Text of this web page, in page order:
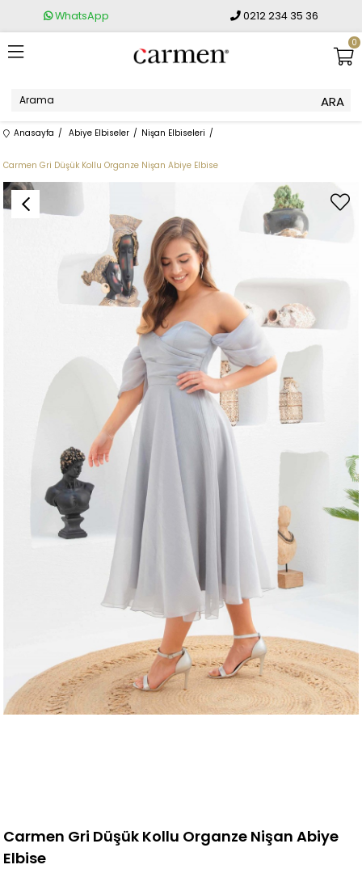
WhatsApp 0212 234 35 36
0
Anasayfa Abiye Elbiseler Nişan Elbiseleri
Carmen Gri Düşük Kollu Organze Nişan Abiye Elbise
Carmen Gri Düşük Kollu Organze Nişan Abiye
Elbise